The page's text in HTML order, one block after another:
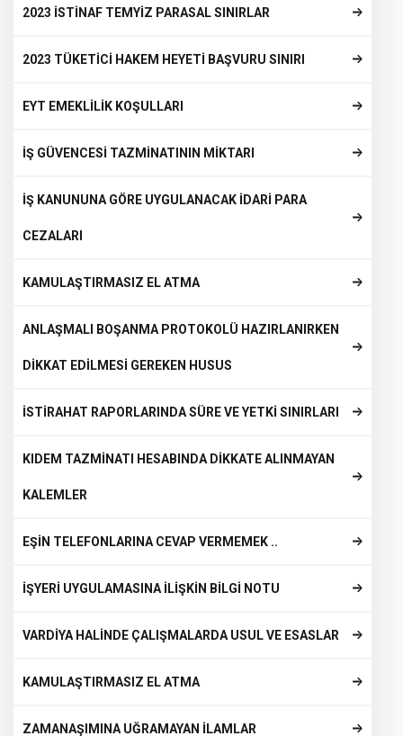
2023 İSTİNAF TEMYİZ PARASAL SINIRLAR
2023 TÜKETİCİ HAKEM HEYETİ BAŞVURU SINIRI
EYT EMEKLİLİK KOŞULLARI
İŞ GÜVENCESİ TAZMİNATININ MİKTARI
İŞ KANUNUNA GÖRE UYGULANACAK İDARİ PARA
CEZALARI
KAMULAŞTIRMASIZ EL ATMA
ANLAŞMALI BOŞANMA PROTOKOLÜ HAZIRLANIRKEN
DİKKAT EDİLMESİ GEREKEN HUSUS
İSTİRAHAT RAPORLARINDA SÜRE VE YETKİ SINIRLARI
KIDEM TAZMİNATI HESABINDA DİKKATE ALINMAYAN
KALEMLER
EŞİN TELEFONLARINA CEVAP VERMEMEK ..
İŞYERİ UYGULAMASINA İLİŞKİN BİLGİ NOTU
VARDİYA HALİNDE ÇALIŞMALARDA USUL VE ESASLAR
KAMULAŞTIRMASIZ EL ATMA
ZAMANAŞIMINA UĞRAMAYAN İLAMLAR